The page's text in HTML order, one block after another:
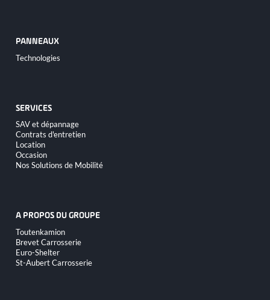
PANNEAUX
Aller
au
Technologies
SERVICES
Aller
au
contenu
SAV et dépannage
Contrats d'entretien
Location
Occasion
Nos Solutions de Mobilité
A PROPOS DU GROUPE
Aller
au
contenu
Toutenkamion
Brevet Carrosserie
Euro-Shelter
St-Aubert Carrosserie